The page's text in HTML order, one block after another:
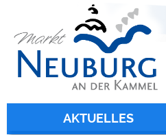
zur Navigation oder
AKTUELLES